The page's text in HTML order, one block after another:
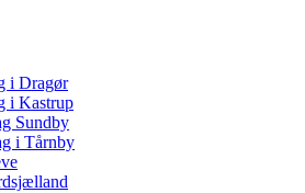
i Dragør
i Kastrup
Sundby
i Tårnby